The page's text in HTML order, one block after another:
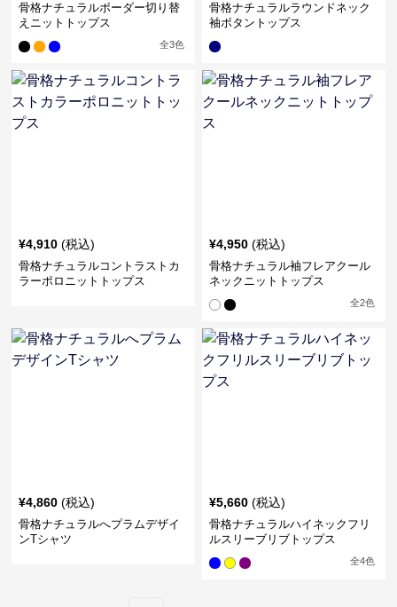
骨格ナチュラルボーダー切り替
えニットトップス
全3色
骨格ナチュラルラウンドネック
袖ボタントップス
¥4,910 (税込)
骨格ナチュラルコントラストカ
ラーポロニットトップス
¥4,950 (税込)
骨格ナチュラル袖フレアクール
ネックニットトップス
全2色
¥4,860 (税込)
骨格ナチュラルへプラムデザイ
ンTシャツ
¥5,660 (税込)
骨格ナチュラルハイネックフリ
ルスリーブリブトップス
全4色